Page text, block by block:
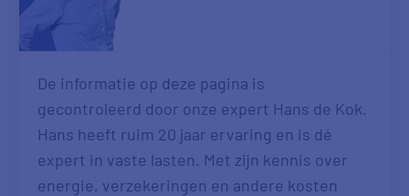
De informatie op deze pagina is
gecontroleerd door onze expert Hans de Kok.
Hans heeft ruim 20 jaar ervaring en is dé
expert in vaste lasten. Met zijn kennis over
energie, verzekeringen en andere kosten